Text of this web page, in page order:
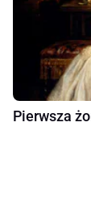
Pierwsza